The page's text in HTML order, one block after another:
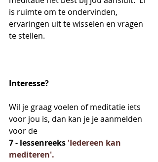
is ruimte om te ondervinden,
ervaringen uit te wisselen en vragen
te stellen.
Interesse?
Wil je graag voelen of meditatie iets
voor jou is, dan kan je je aanmelden
voor de
7 - lessenreeks 'Iedereen kan
mediteren'.